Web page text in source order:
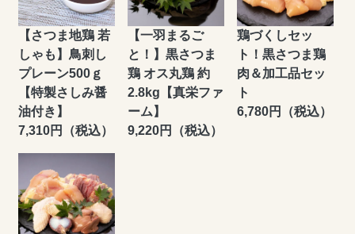
【さつま地鶏 若
しゃも】鳥刺し
プレーン500ｇ
【特製さしみ醤
油付き】
7,310円（税込）
【一羽まるご
と！】黒さつま
鶏 オス丸鶏 約
2.8kg【真栄ファ
ーム】
9,220円（税込）
鶏づくしセッ
ト！黒さつま鶏
肉＆加工品セッ
ト
6,780円（税込）